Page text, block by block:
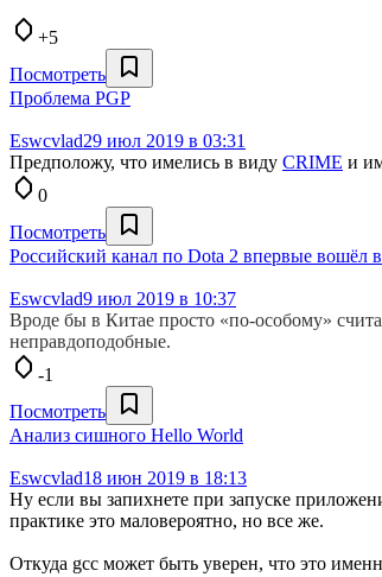
+5
Посмотреть
Проблема PGP
Eswcvlad29 июл 2019 в 03:31
Предположу, что имелись в виду CRIME и
0
Посмотреть
Российский канал по Dota 2 впервые вошёл
Eswcvlad9 июл 2019 в 10:37
Вроде бы в Китае просто «по-особому»
неправдоподобные.
-1
Посмотреть
Анализ сишного Hello World
Eswcvlad18 июн 2019 в 18:13
Ну если вы запихнете при запуске
практике это маловероятно, но все же.
Откуда gcc может быть уверен, что это